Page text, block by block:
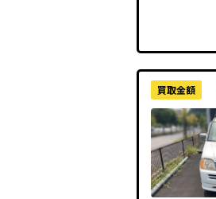
買取金額